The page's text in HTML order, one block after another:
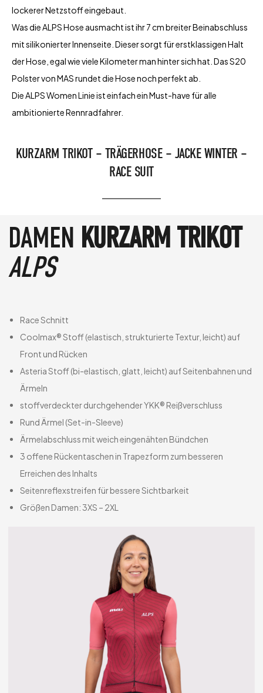
lockerer Netzstoff eingebaut.
Was die ALPS Hose ausmacht ist ihr 7 cm breiter Beinabschluss
mit silikonierter Innenseite. Dieser sorgt für erstklassigen Halt
der Hose, egal wie viele Kilometer man hinter sich hat. Das S20
Polster von MAS rundet die Hose noch perfekt ab.
Die ALPS Women Linie ist einfach ein Must-have für alle
ambitionierte Rennradfahrer.
KURZARM TRIKOT – TRÄGERHOSE – JACKE WINTER –
RACE SUIT
DAMEN KURZARM TRIKOT
ALPS
Race Schnitt
Coolmax® Stoff (elastisch, strukturierte Textur, leicht) auf
Front und Rücken
Asteria Stoff (bi-elastisch, glatt, leicht) auf Seitenbahnen und
Ärmeln
stoffverdeckter durchgehender YKK® Reißverschluss
Rund Ärmel (Set-in-Sleeve)
Ärmelabschluss mit weich eingenähten Bündchen
3 offene Rückentaschen in Trapezform zum besseren
Erreichen des Inhalts
Seitenreflexstreifen für bessere Sichtbarkeit
Größen Damen: 3XS – 2XL